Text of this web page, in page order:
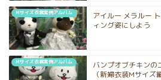
Mサイズ衣裳実例アルバム
アイルー メラルー
ィング姿にしよう
Mサイズ衣裳実例アルバム
バンプオブチキンの
（新婦衣装Mサイズ